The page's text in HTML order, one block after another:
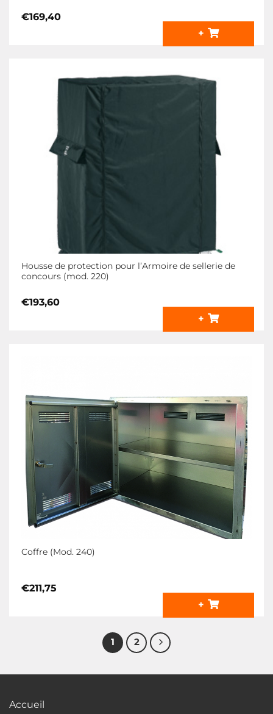
€169,40
+
Housse de protection pour l’Armoire de sellerie de
concours (mod. 220)
€193,60
+
Coffre (Mod. 240)
€211,75
+
1 2
Accueil